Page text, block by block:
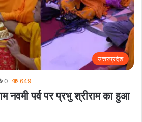
उत्तरप्रदेश
0 649
नवमी पर्व पर प्रभु श्रीराम का हुआ